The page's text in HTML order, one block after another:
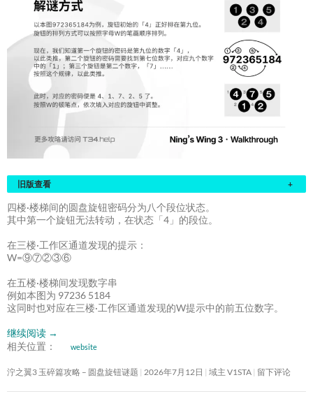
旧版查看 +
四楼·楼梯间的圆盘旋钮密码分为八个段位状态。
其中第一个旋钮无法转动，在状态「4」的段位。
在三楼·工作区通道发现的提示：
W=⑨⑦②③⑥
在五楼·楼梯间发现数字串
例如本图为 97236 5184
这同时也对应在三楼·工作区通道发现的W提示中的前五位数字。
继续阅读 →
相关位置：
website
泞之翼3 玉碎篇攻略 – 圆盘旋钮谜题 2026年7月12日 域主 V1STA 留下评论